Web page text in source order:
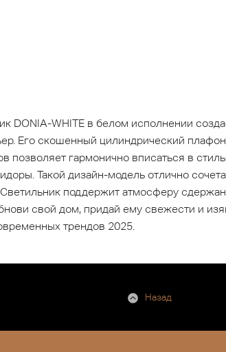
DONIA-WHITE в белом исполнении
Его скошенный цилиндрический
позволяет гармонично вписаться в
Такой дизайн-модель отлично
поддержит атмосферу
свой дом, придай ему свежести и
трендов 2025.
Назад